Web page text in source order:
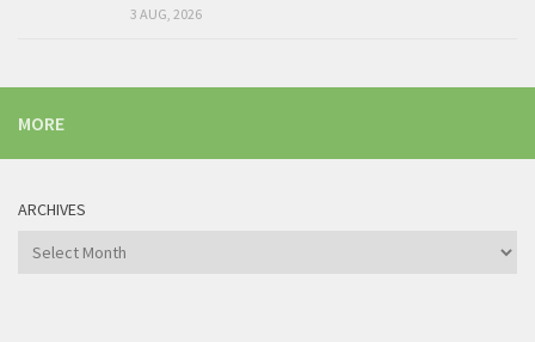
3 AUG, 2026
MORE
ARCHIVES
Archives